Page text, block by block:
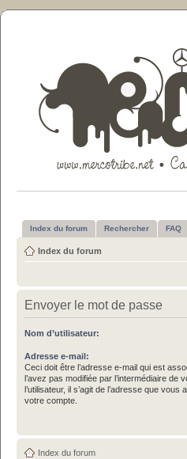
Index du forum Rechercher FAQ
Index du forum
Envoyer le mot de passe
Nom d’utilisateur:
Adresse e-mail:
Ceci doit être l’adresse e-mail qui est
l’avez pas modifiée par l’intermédiaire de
l’utilisateur, il s’agit de l’adresse que
votre compte.
Index du forum